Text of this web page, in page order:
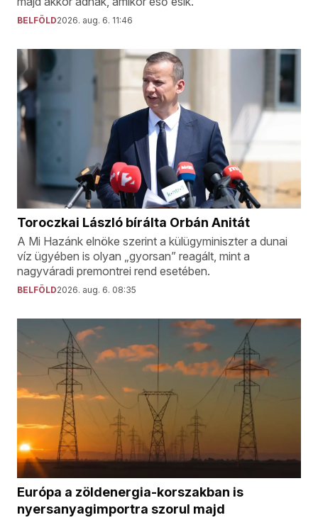
BELFÖLD2026. aug. 6. 11:46
Toroczkai László bírálta Orbán Anitát
A Mi Hazánk elnöke szerint a külügyminiszter a dunai
víz ügyében is olyan „gyorsan” reagált, mint a
nagyváradi premontrei rend esetében.
BELFÖLD2026. aug. 6. 08:35
Európa a zöldenergia-korszakban is
nyersanyagimportra szorul majd